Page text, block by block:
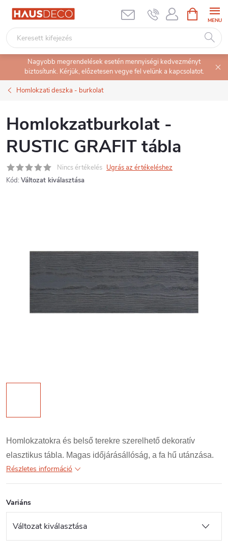
Ugrás
tartalomhoz
KOSÁR
Nagyobb megrendelések esetén mennyiségi kedvezményt
biztosítunk. Kérjük, előzetesen vegye fel velünk a kapcsolatot.
Homlokzati deszka - burkolat
Homlokzatburkolat -
RUSTIC GRAFIT tábla
Nincs értékelés Ugrás az értékeléshez
Kód: Változat kiválasztása
Homlokzatokra és belső terekre szerelhető dekoratív
elasztikus tábla. Magas időjárásállóság, a fa hű utánzása.
Részletes információ
Variáns